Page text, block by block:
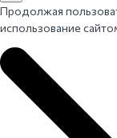
Продолжая
использование